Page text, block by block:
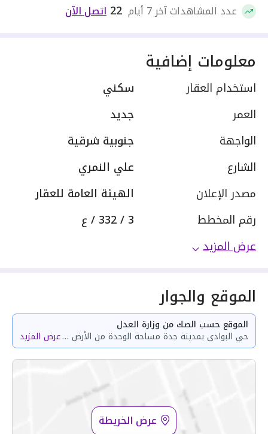
عدد المشاهدات آخر 7 أيام 22 اتصل الآن
معلومات إضافية
استخدام العقار
سكني
العمر
جديد
الواجهة
جنوبية شرقية
الشارع
علي النمري
مصدر الإعلان
الهيئة العامة للعقار
رقم المخطط
3 / 332 / ع
عرض المزيد
الموقع والجوار
الموقع حسب الصك من وزارة العدل
حي البوادى بمدينة جدة مساحة الوحدة من الأرض 44.32 متر وتختص من المنافع والأجزاء المشتركة بمساحة 94.45 مترعرض المزيد
عرض الخريطة